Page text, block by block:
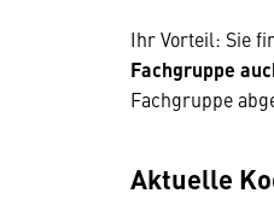
Ihr Vorteil: Sie
Fachgruppe
Fachgruppe
Aktuelle